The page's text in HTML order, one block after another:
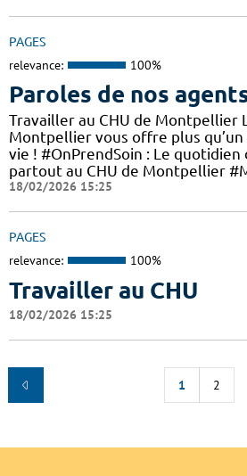
PAGES
relevance: 100%
Paroles de nos
Travailler au CHU de Montpellier
Montpellier vous offre plus
vie ! #OnPrendSoin : Le quotidien
partout au CHU de Montpellier
18/02/2026 15:25
PAGES
relevance: 100%
Travailler au CHU
18/02/2026 15:25
1 2